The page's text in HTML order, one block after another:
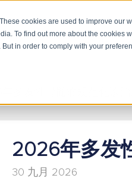
cookies are used to improve our
To find out more about the cookies
in order to comply with your
学术
年多发性骨髓瘤规范化诊
2026年多发
30 九月 2026